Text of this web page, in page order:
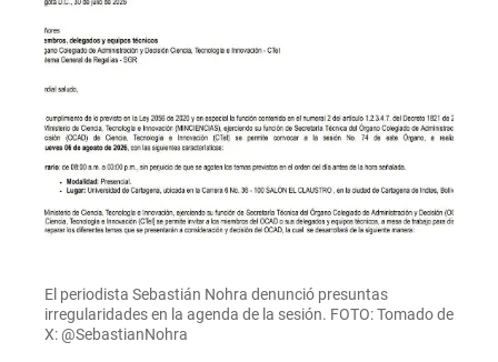
El periodista Sebastián Nohra denunció presuntas
irregularidades en la agenda de la sesión. FOTO: Tomado de
X: @SebastianNohra